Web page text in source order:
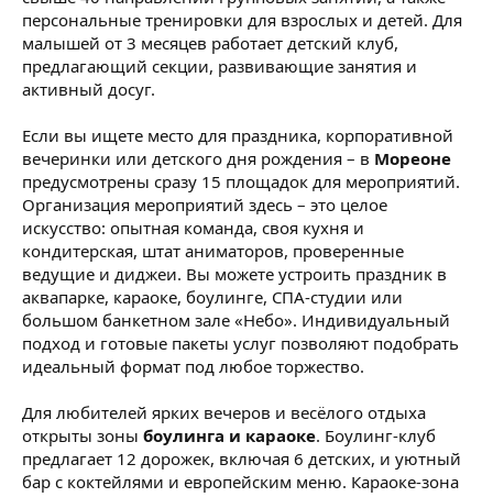
персональные тренировки для взрослых и детей. Для
малышей от 3 месяцев работает детский клуб,
предлагающий секции, развивающие занятия и
активный досуг.
Если вы ищете место для праздника, корпоративной
вечеринки или детского дня рождения – в Мореоне
предусмотрены сразу 15 площадок для мероприятий.
Организация мероприятий здесь – это целое
искусство: опытная команда, своя кухня и
кондитерская, штат аниматоров, проверенные
ведущие и диджеи. Вы можете устроить праздник в
аквапарке, караоке, боулинге, СПА-студии или
большом банкетном зале «Небо». Индивидуальный
подход и готовые пакеты услуг позволяют подобрать
идеальный формат под любое торжество.
Для любителей ярких вечеров и весёлого отдыха
открыты зоны боулинга и караоке. Боулинг-клуб
предлагает 12 дорожек, включая 6 детских, и уютный
бар с коктейлями и европейским меню. Караоке-зона